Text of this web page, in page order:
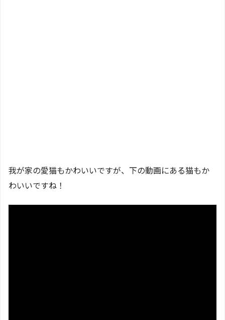
我が家の愛猫もかわいいですが、下の動画にある猫もか
わいいですね！